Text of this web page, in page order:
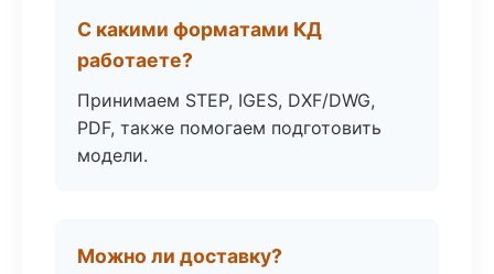
С какими форматами КД
работаете?
Принимаем STEP, IGES, DXF/DWG,
PDF, также помогаем подготовить
модели.
Можно ли доставку?